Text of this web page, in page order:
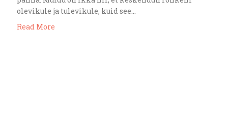
olevikule ja tulevikule, kuid see…
Read More